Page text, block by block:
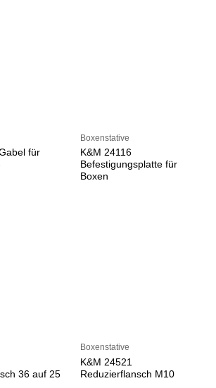
für
Boxenstative
K&M 24116
Befestigungsplatte für
Boxen
36 auf 25
Boxenstative
K&M 24521
Reduzierflansch M10